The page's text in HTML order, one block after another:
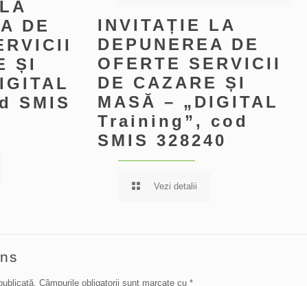
DE
ȘI
SMIS
INVITAȚIE LA
DEPUNEREA DE
OFERTE SERVICII
DE CAZARE ȘI
MASĂ – „DIGITAL
Training”, cod
SMIS 328240
Vezi detalii
Câmpurile obligatorii sunt marcate cu*